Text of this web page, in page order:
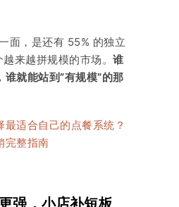
面，是还有 55% 的独立
来越拼规模的市场。 谁
就能站到”有规模”的那
最适合自己的点餐系统？
完整指南
强，小店补短板